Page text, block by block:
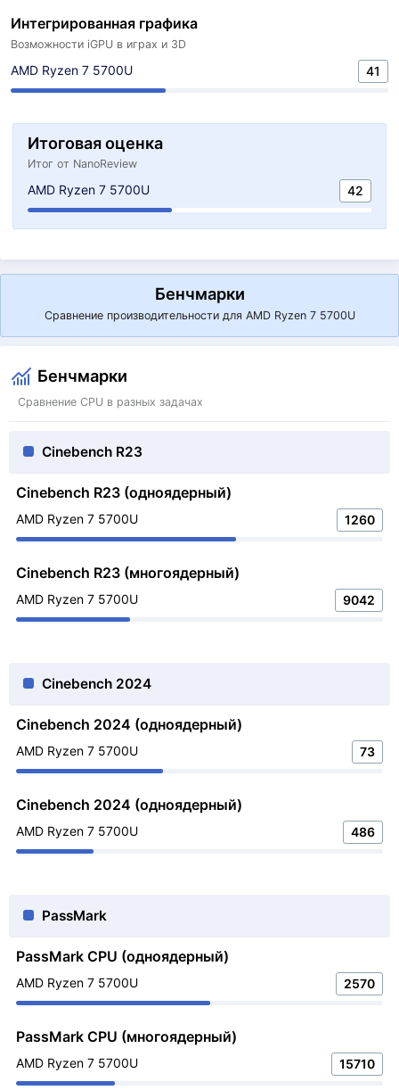
Интегрированная графика
Возможности iGPU в играх и 3D
AMD Ryzen 7 5700U 41
Итоговая оценка
Итог от NanoReview
AMD Ryzen 7 5700U 42
Бенчмарки
Сравнение производительности для AMD Ryzen 7 5700U
Бенчмарки
Сравнение CPU в разных задачах
Cinebench R23
Cinebench R23 (одноядерный)
AMD Ryzen 7 5700U 1260
Cinebench R23 (многоядерный)
AMD Ryzen 7 5700U 9042
Cinebench 2024
Cinebench 2024 (одноядерный)
AMD Ryzen 7 5700U 73
Cinebench 2024 (одноядерный)
AMD Ryzen 7 5700U 486
PassMark
PassMark CPU (одноядерный)
AMD Ryzen 7 5700U 2570
PassMark CPU (многоядерный)
AMD Ryzen 7 5700U 15710